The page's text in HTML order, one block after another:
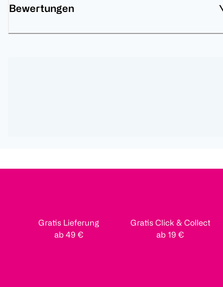
Bewertungen
Gratis Lieferung
ab 49 €
Gratis Click & Collect
ab 19 €